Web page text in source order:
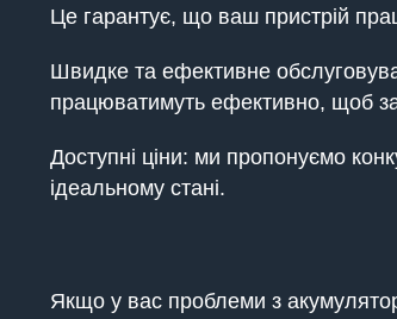
Це гарантує, що ваш пристрій
Швидке та ефективне
працюватимуть ефективно, щоб
Доступні ціни: ми пропонуємо
ідеальному стані.
Якщо у вас проблеми з